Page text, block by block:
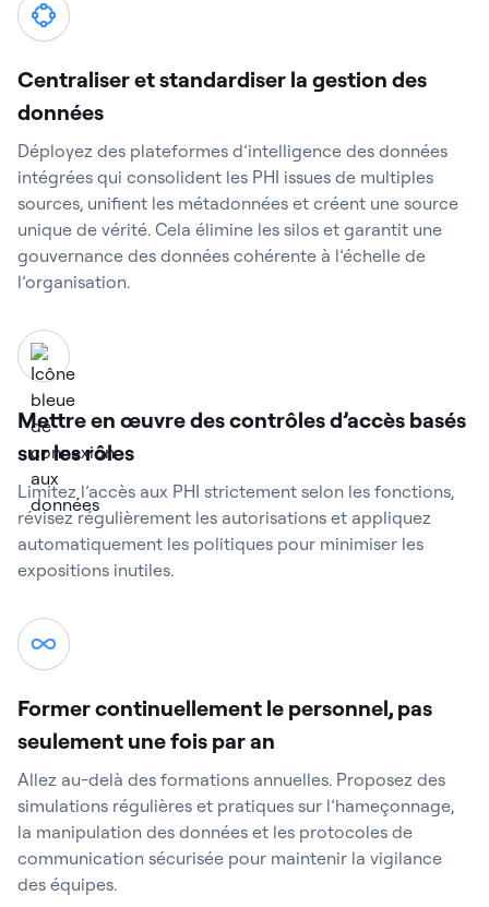
Centraliser et standardiser la gestion des
données
Déployez des plateformes d’intelligence des données
intégrées qui consolident les PHI issues de multiples
sources, unifient les métadonnées et créent une source
unique de vérité. Cela élimine les silos et garantit une
gouvernance des données cohérente à l’échelle de
l’organisation.
Mettre en œuvre des contrôles d’accès basés
sur les rôles
Limitez l’accès aux PHI strictement selon les fonctions,
révisez régulièrement les autorisations et appliquez
automatiquement les politiques pour minimiser les
expositions inutiles.
Former continuellement le personnel, pas
seulement une fois par an
Allez au-delà des formations annuelles. Proposez des
simulations régulières et pratiques sur l’hameçonnage,
la manipulation des données et les protocoles de
communication sécurisée pour maintenir la vigilance
des équipes.